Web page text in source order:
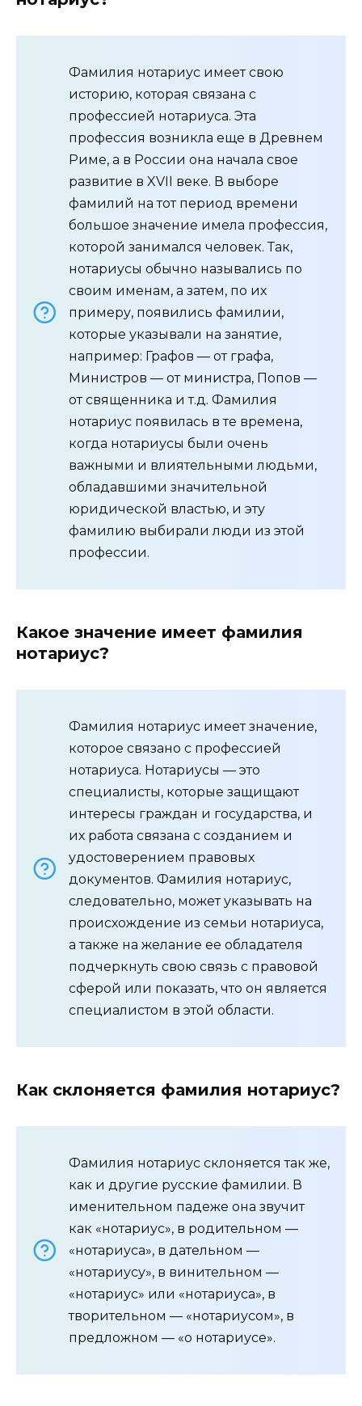
Фамилия нотариус имеет свою
историю, которая связана с
профессией нотариуса. Эта
профессия возникла еще в Древнем
Риме, а в России она начала свое
развитие в XVII веке. В выборе
фамилий на тот период времени
большое значение имела профессия,
которой занимался человек. Так,
нотариусы обычно назывались по
своим именам, а затем, по их
примеру, появились фамилии,
которые указывали на занятие,
например: Графов — от графа,
Министров — от министра, Попов —
от священника и т.д. Фамилия
нотариус появилась в те времена,
когда нотариусы были очень
важными и влиятельными людьми,
обладавшими значительной
юридической властью, и эту
фамилию выбирали люди из этой
профессии.
Какое значение имеет фамилия
нотариус?
Фамилия нотариус имеет значение,
которое связано с профессией
нотариуса. Нотариусы — это
специалисты, которые защищают
интересы граждан и государства, и
их работа связана с созданием и
удостоверением правовых
документов. Фамилия нотариус,
следовательно, может указывать на
происхождение из семьи нотариуса,
а также на желание ее обладателя
подчеркнуть свою связь с правовой
сферой или показать, что он является
специалистом в этой области.
Как склоняется фамилия нотариус?
Фамилия нотариус склоняется так же,
как и другие русские фамилии. В
именительном падеже она звучит
как «нотариус», в родительном —
«нотариуса», в дательном —
«нотариусу», в винительном —
«нотариус» или «нотариуса», в
творительном — «нотариусом», в
предложном — «о нотариусе».